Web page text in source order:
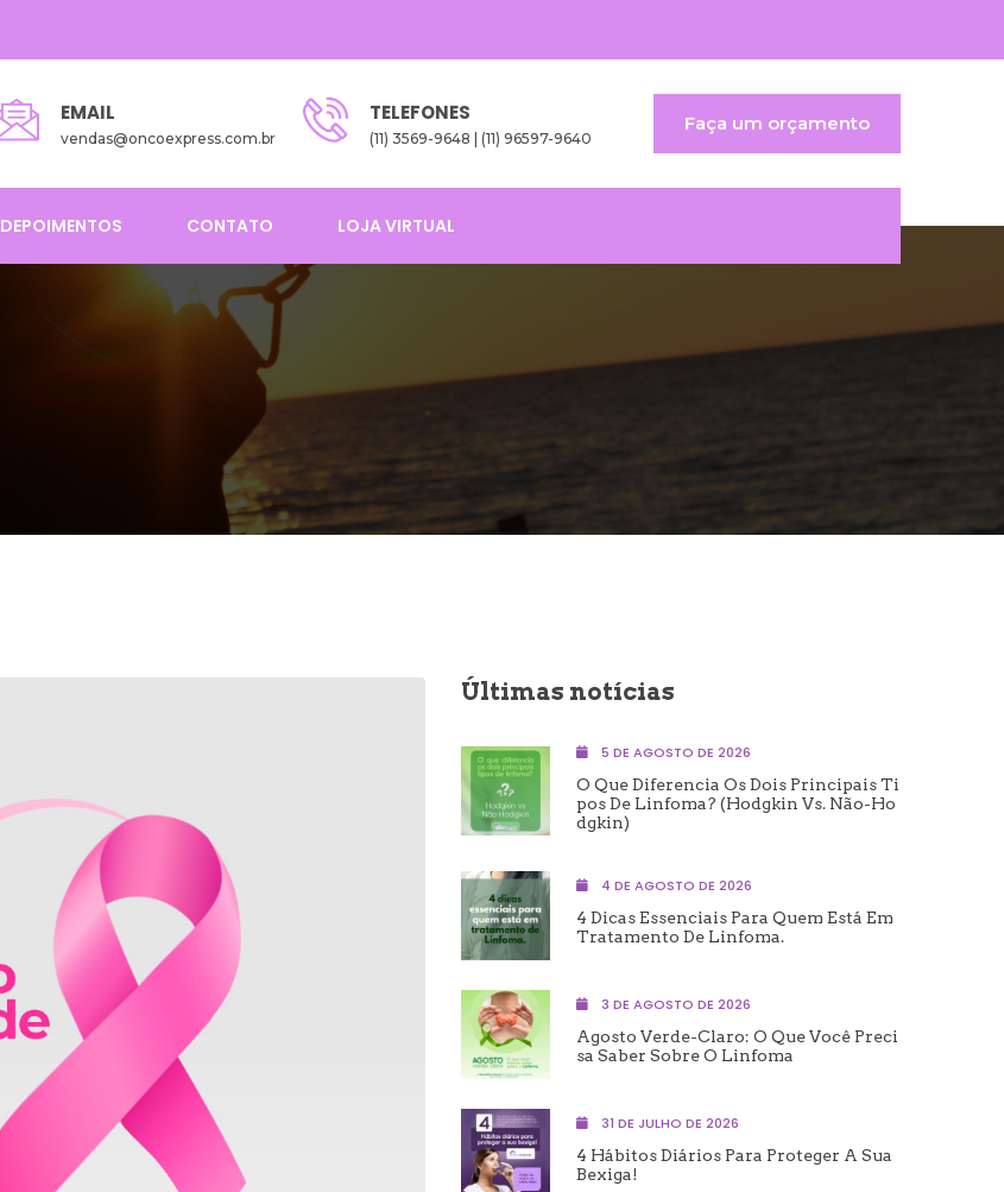
EMAIL
vendas@oncoexpress.com.br
TELEFONES
(11) 3569-9648 | (11) 96597-9640
Faça um orçamento
DEPOIMENTOS CONTATO LOJA VIRTUAL
Últimas notícias
5 DE AGOSTO DE 2026
O Que Diferencia Os Dois Principais Ti
Pos De Linfoma? (Hodgkin Vs. Não-Ho
Dgkin)
4 DE AGOSTO DE 2026
4 Dicas Essenciais Para Quem Está Em
Tratamento De Linfoma.
3 DE AGOSTO DE 2026
Agosto Verde-Claro: O Que Você Preci
Sa Saber Sobre O Linfoma
31 DE JULHO DE 2026
4 Hábitos Diários Para Proteger A Sua
Bexiga!